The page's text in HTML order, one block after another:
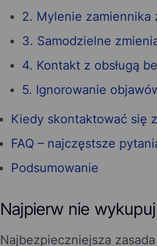
2. Mylenie zamiennika
3. Samodzielne
4. Kontakt z obsługą
5. Ignorowanie
Kiedy skontaktować się
FAQ – najczęstsze
Podsumowanie
Najpierw nie
Najbezpieczniejsza